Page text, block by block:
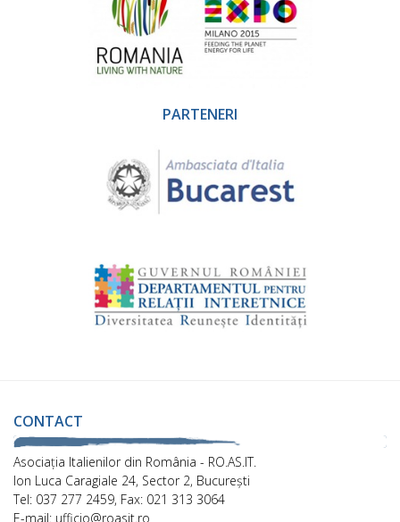
PARTENERI
CONTACT
Asociaţia Italienilor din România - RO.AS.IT.
Ion Luca Caragiale 24, Sector 2, București
Tel: 037 277 2459, Fax: 021 313 3064
E-mail: ufficio@roasit.ro